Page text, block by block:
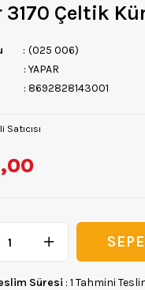
3170 Çeltik
(025 006)
: YAPAR
: 8692828143001
Satıcısı
Süresi : 1 Tahmini